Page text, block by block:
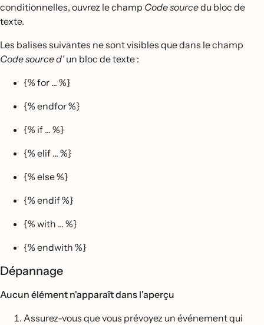
conditionnelles, ouvrez le champ Code sourcedu bloc de
texte.
Les balises suivantes ne sont visibles que dans le champ
Code source d'un bloc de texte :
{% for ... %}
{% endfor %}
{% if ... %}
{% elif ... %}
{% else %}
{% endif %}
{% with ... %}
{% endwith %}
Dépannage
Aucun élément n'apparaît dans l'aperçu
Assurez-vous que vous prévoyez un événement qui